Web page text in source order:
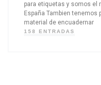
para etiquetas y somos el
España Tambien
material de encuadernar
158 ENTRADAS